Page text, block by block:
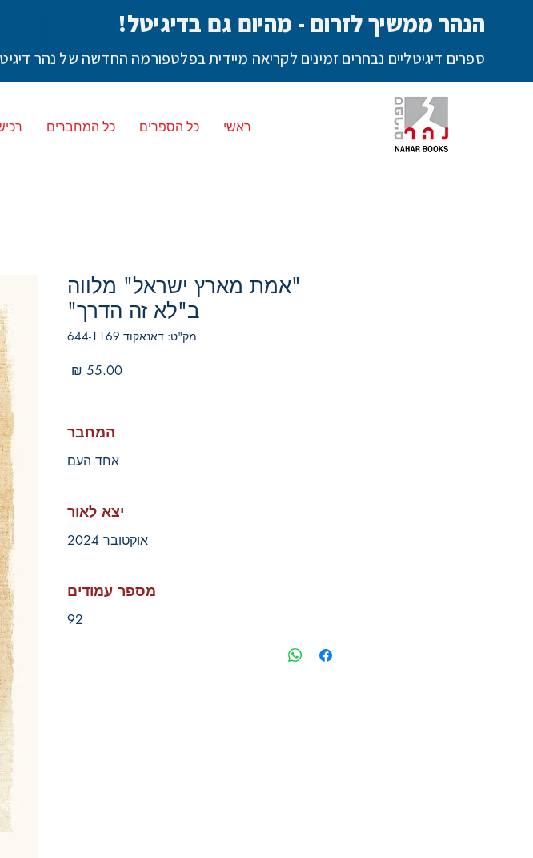
הנהר ממשיך לזרום - מהיום גם בדיגיטל!
ספרים דיגיטליים נבחרים זמינים לקריאה מיידית בפלטפורמה החדשה של נהר
כל המחברים כל הספרים ראשי
"אמת מארץ ישראל" מלווה
ב"לא זה הדרך"
מק"ט: דאנאקוד 644-1169
המחבר
אחד העם
יצא לאור
אוקטובר 2024
מספר עמודים
92